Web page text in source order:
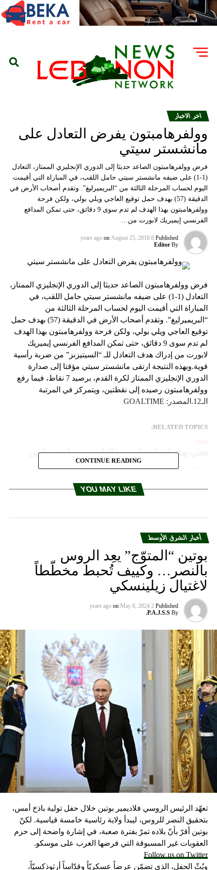
اخر الاخبار
وولفرهامبتون يفرض التعادل على
مانشستر سيتي
فرض وولفرهامبتون الصاعد حديثا إلى الدوري الإنجليزي الممتاز، التعادل
(1-1) على ضيفه مانشستر سيتي حامل اللقب، في المباراة التي أقيمت
اليوم لحساب المرحلة الثالثة من “البريميرليغ”. وتقدم أصحاب الأرض في
الدقيقة (57) بهدف حمل توقيع العاجي ويلي بولي، ولكن فرحة
وولفرهامبتون بهذا الهدف لم تدم سوى 9 دقائق، حتى تمكن المدافع
الفرنسي إيميريك لابورت من…
Published
8 years ago
on August 25, 2018
By
Editor
فرض وولفرهامبتون الصاعد حديثا إلى الدوري الإنجليزي الممتاز،
التعادل (1-1) على ضيفه مانشستر سيتي حامل اللقب، في
المباراة التي أقيمت اليوم لحساب المرحلة الثالثة من
“البريميرليغ”. وتقدم أصحاب الأرض في الدقيقة (57) بهدف حمل
توقيع العاجي ويلي بولي، ولكن فرحة وولفرهامبتون بهذا الهدف
لم تدم سوى 9 دقائق، حتى تمكن المدافع الفرنسي إيميريك
لابورت من إدراك هدف التعادل للـ “السيتيزنز” من ضربة رأسية
قوية.وبهذه النتيجة ارتقى مانشستر سيتي مؤقتا إلى صدارة
الدوري الإنجليزي الممتاز لكرة القدم، برصيد 7 نقاط، فيما رفع
وولفرهامبتون رصيده إلى نقطتين، ويتمركز في المرتبة
الـ12.المصدر: GOALTIME
RELATED TOPICS:
بهذه النصائح وانسي علامات تعب ما تحت العين
DON'T MISS
“ابتزاز رخيص”
CONTINUE READING
YOU MAY LIKE
أخبار الشرق الأوسط
بوتين “المتوّج” يعِد الروس
بالنصر… وكييف تُحبط مخطّطاً
لاغتيال زيلينسكي
Published
2 years ago
on May 8, 2024
By
P.A.J.S.S.
تعهّد الرئيس الروسي فلاديمير بوتين خلال حفل تولية باذخ أمس،
بتحقيق النصر للروس، ليبدأ ولاية رئاسية خامسة قياسية. لكنّ
بوتين أقرّ بأنّ بلاده تمرّ بفترة صعبة، في إشارة واضحة إلى حزم
العقوبات غير المسبوقة التي فرضها الغرب على موسكو.
Follow us on Twitter
وبُثّ الحفل، الذي تضمّن عرضاً عسكريّاً وقدّاساً أرثوذكسيّاً،